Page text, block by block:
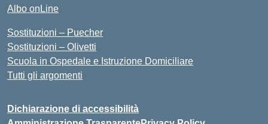
Albo onLine
Sostituzioni – Puecher
Sostituzioni – Olivetti
Scuola in Ospedale e Istruzione Domiciliare
Tutti gli argomenti
Dichiarazione di accessibilità